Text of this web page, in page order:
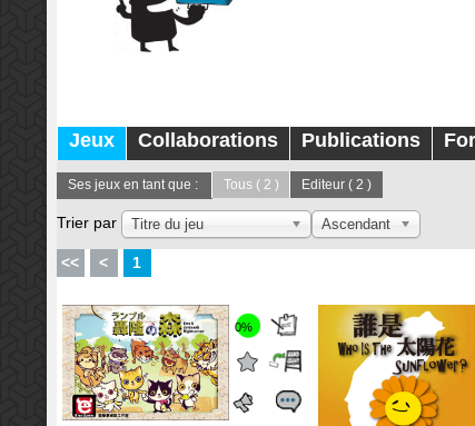
Jeux Collaborations Publications
Ses jeux en tant que : Tous( 2 ) Editeur( 2 )
Trier par Titre du jeu Ascendant
<< < 1
0%